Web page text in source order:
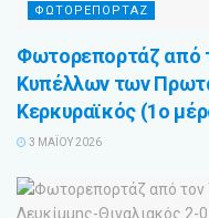
ΦΩΤΟΡΕΠΟΡΤΑΖ
Φωτορεπορτάζ από
Κυπέλλων των
Κερκυραϊκός (1ο
3 ΜΑΪ́ΟΥ 2026